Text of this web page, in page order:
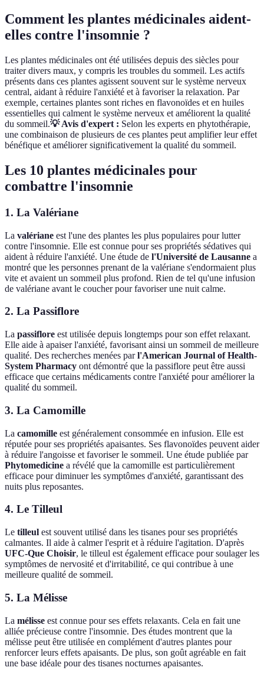
Comment les plantes médicinales aident-
elles contre l'insomnie ?
Les plantes médicinales ont été utilisées depuis des siècles pour
traiter divers maux, y compris les troubles du sommeil. Les actifs
présents dans ces plantes agissent souvent sur le système nerveux
central, aidant à réduire l'anxiété et à favoriser la relaxation. Par
exemple, certaines plantes sont riches en flavonoïdes et en huiles
essentielles qui calment le système nerveux et améliorent la qualité
du sommeil.💡 Avis d'expert : Selon les experts en phytothérapie,
une combinaison de plusieurs de ces plantes peut amplifier leur effet
bénéfique et améliorer significativement la qualité du sommeil.
Les 10 plantes médicinales pour
combattre l'insomnie
1. La Valériane
La valériane est l'une des plantes les plus populaires pour lutter
contre l'insomnie. Elle est connue pour ses propriétés sédatives qui
aident à réduire l'anxiété. Une étude de l'Université de Lausanne a
montré que les personnes prenant de la valériane s'endormaient plus
vite et avaient un sommeil plus profond. Rien de tel qu'une infusion
de valériane avant le coucher pour favoriser une nuit calme.
2. La Passiflore
La passiflore est utilisée depuis longtemps pour son effet relaxant.
Elle aide à apaiser l'anxiété, favorisant ainsi un sommeil de meilleure
qualité. Des recherches menées parl'American Journal of Health-
System Pharmacy ont démontré que la passiflore peut être aussi
efficace que certains médicaments contre l'anxiété pour améliorer la
qualité du sommeil.
3. La Camomille
La camomille est généralement consommée en infusion. Elle est
réputée pour ses propriétés apaisantes. Ses flavonoïdes peuvent aider
à réduire l'angoisse et favoriser le sommeil. Une étude publiée par
Phytomedicine a révélé que la camomille est particulièrement
efficace pour diminuer les symptômes d'anxiété, garantissant des
nuits plus reposantes.
4. Le Tilleul
Le tilleul est souvent utilisé dans les tisanes pour ses propriétés
calmantes. Il aide à calmer l'esprit et à réduire l'agitation. D'après
UFC-Que Choisir, le tilleul est également efficace pour soulager les
symptômes de nervosité et d'irritabilité, ce qui contribue à une
meilleure qualité de sommeil.
5. La Mélisse
La mélisse est connue pour ses effets relaxants. Cela en fait une
alliée précieuse contre l'insomnie. Des études montrent que la
mélisse peut être utilisée en complément d'autres plantes pour
renforcer leurs effets apaisants. De plus, son goût agréable en fait
une base idéale pour des tisanes nocturnes apaisantes.